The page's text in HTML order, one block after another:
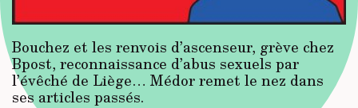
Bouchez et les renvois d’ascenseur, grève chez
Bpost, reconnaissance d’abus sexuels par
l’évêché de Liège… Médor remet le nez dans
ses articles passés.